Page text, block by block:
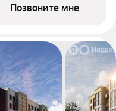
Позвоните мне